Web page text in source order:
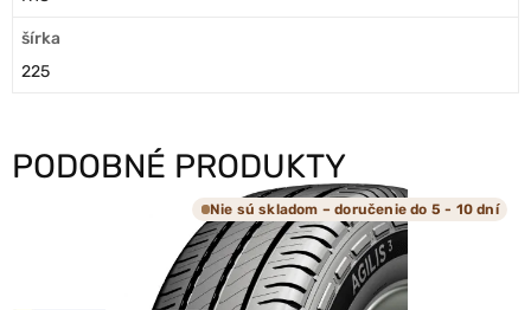
šírka
225
PODOBNÉ PRODUKTY
Nie sú skladom – doručenie do 5 - 10 dní